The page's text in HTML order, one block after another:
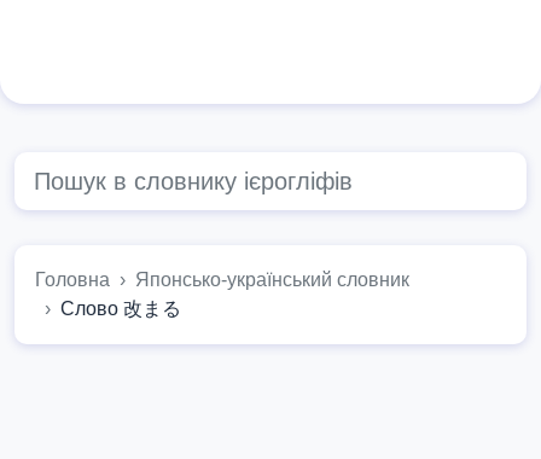
Головна
Японсько-український словник
Слово 改まる